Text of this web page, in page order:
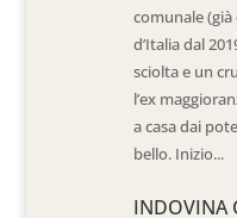
comunale
d’Italia dal
sciolta e un
l’ex
a casa dai
bello. Inizio...
INDOVINA